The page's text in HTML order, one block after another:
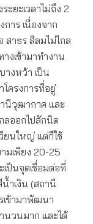
ะยะเวลาไม่ถึง 2
าร เนื่องจาก
สาธร สีลมไม่ไกล
งเข้ามาทำงาน
างหว้า เป็น
ครงการที่อยู่
านีวุฒากาศ และ
ลออกไปสักนิด
ยนใหญ่ แต่ก็ใช้
มเพียง 20-25
ป็นจุดเชื่อมต่อที่
ำเงิน (สถานี
เข้ามาพัฒนา
นวนมาก และได้